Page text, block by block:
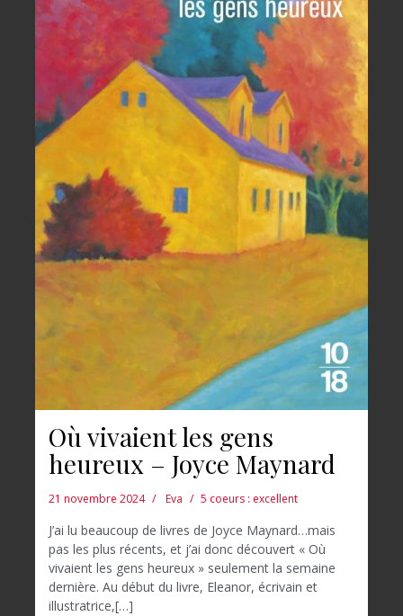
Où vivaient les gens
heureux – Joyce Maynard
21 novembre 2024 Eva 5 coeurs : excellent
J’ai lu beaucoup de livres de Joyce Maynard…mais
pas les plus récents, et j’ai donc découvert « Où
vivaient les gens heureux » seulement la semaine
dernière. Au début du livre, Eleanor, écrivain et
illustratrice,[…]